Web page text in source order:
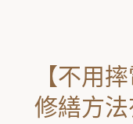
【不用
修繕方